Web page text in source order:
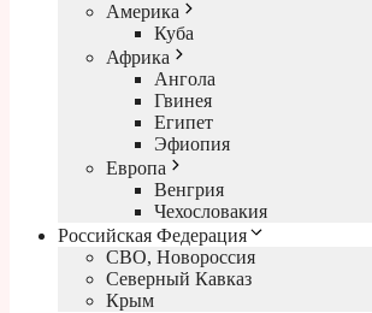
Америка
Куба
Африка
Ангола
Гвинея
Египет
Эфиопия
Европа
Венгрия
Чехословакия
Российская Федерация
СВО, Новороссия
Северный Кавказ
Крым